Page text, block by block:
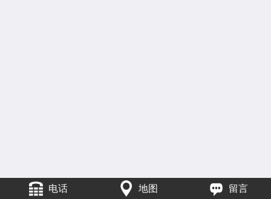
电话 地图 留言